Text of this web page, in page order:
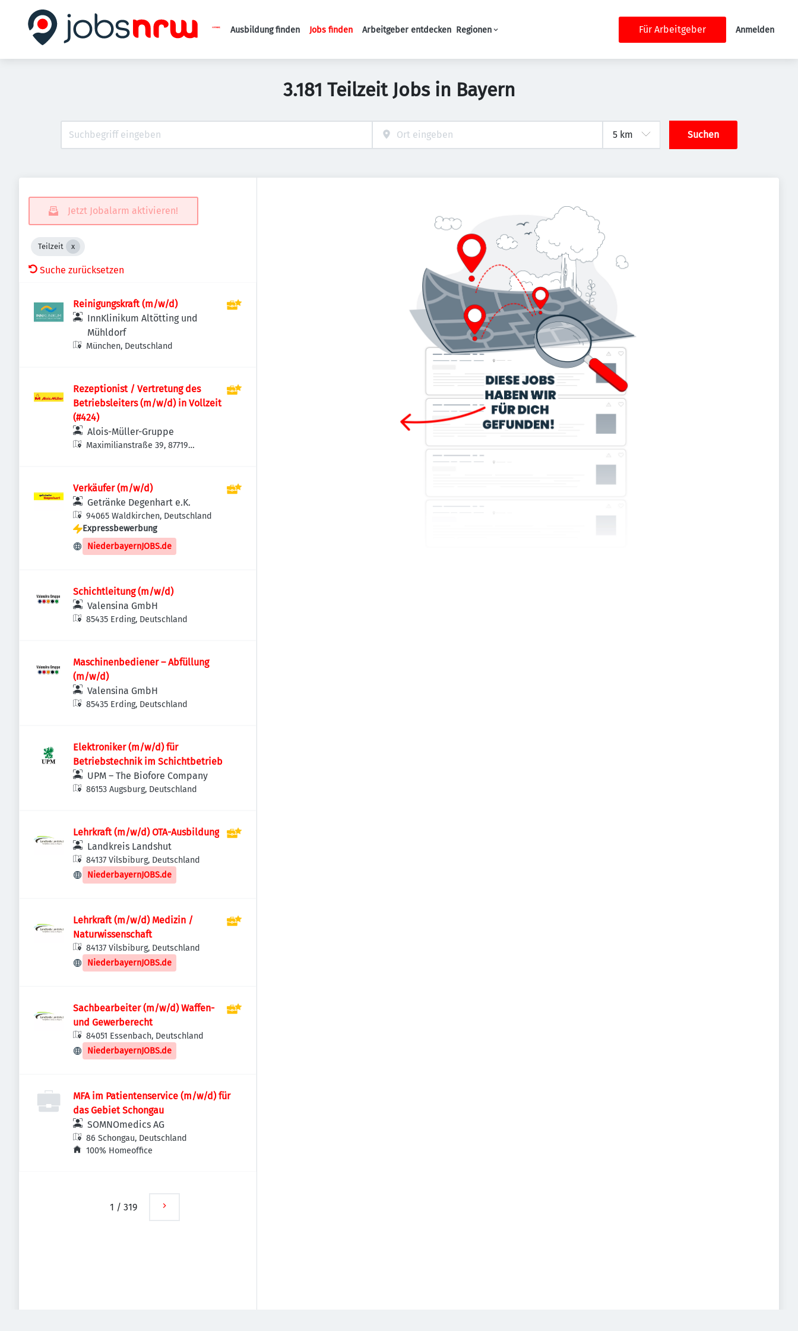
Haupt-Navigation
Ausbildung finden Jobs finden Arbeitgeber entdecken Regionen Für Arbeitgeber Anmelden
3.181 Teilzeit Jobs in Bayern
Suchen
Jetzt Jobalarm aktivieren!
Teilzeit
Suche zurücksetzen
Reinigungskraft (m/w/d)
InnKlinikum Altötting und
Mühldorf
München, Deutschland
Rezeptionist / Vertretung des
Betriebsleiters (m/w/d) in Vollzeit
(#424)
Alois-Müller-Gruppe
Maximilianstraße 39, 87719
Verkäufer (m/w/d)
Getränke Degenhart e.K.
94065 Waldkirchen, Deutschland
Expressbewerbung
NiederbayernJOBS.de
Schichtleitung (m/w/d)
Valensina GmbH
85435 Erding, Deutschland
Maschinenbediener – Abfüllung
(m/w/d)
Valensina GmbH
85435 Erding, Deutschland
Elektroniker (m/w/d) für
Betriebstechnik im Schichtbetrieb
UPM – The Biofore Company
86153 Augsburg, Deutschland
Lehrkraft (m/w/d) OTA-Ausbildung
Landkreis Landshut
84137 Vilsbiburg, Deutschland
NiederbayernJOBS.de
Lehrkraft (m/w/d) Medizin /
Naturwissenschaft
84137 Vilsbiburg, Deutschland
NiederbayernJOBS.de
Sachbearbeiter (m/w/d) Waffen-
und Gewerberecht
84051 Essenbach, Deutschland
NiederbayernJOBS.de
MFA im Patientenservice (m/w/d) für
das Gebiet Schongau
SOMNOmedics AG
86 Schongau, Deutschland
100% Homeoffice
1 / 319